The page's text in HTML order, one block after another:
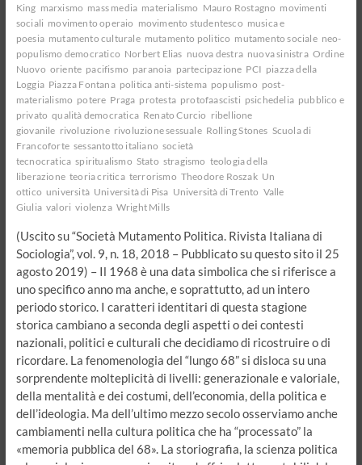
King marxismo mass media materialismo Mauro Rostagno movimenti
sociali movimento operaio movimento studentesco musica e
poesia mutamento culturale mutamento politico mutamento sociale neo-
populismo democratico Norbert Elias nuova destra nuova sinistra Ordine
Nuovo oriente pacifismo paranoia partecipazione PCI piazza della
Loggia Piazza Fontana politica anti-sistema populismo post-
materialismo potere Praga protesta protofaascisti psichedelia pubblico e
privato qualità democratica Renato Curcio ribellione
giovanile rivoluzione rivoluzione sessuale Rolling Stones Scuola di
Francoforte sessantotto italiano società
tecnocratica spiritualismo Stato stragismo teologia della
liberazione teoria critica terrorismo Theodore Roszak Un
ottico università Università di Pisa Università di Trento Valle
Giulia valori violenza Wright Mills
(Uscito su “Società Mutamento Politica. Rivista Italiana di
Sociologia”, vol. 9, n. 18, 2018 – Pubblicato su questo sito il 25
agosto 2019) – Il 1968 è una data simbolica che si riferisce a
uno specifico anno ma anche, e soprattutto, ad un intero
periodo storico. I caratteri identitari di questa stagione
storica cambiano a seconda degli aspetti o dei contesti
nazionali, politici e culturali che decidiamo di ricostruire o di
ricordare. La fenomenologia del “lungo 68” si disloca su una
sorprendente molteplicità di livelli: generazionale e valoriale,
della mentalità e dei costumi, dell’economia, della politica e
dell’ideologia. Ma dell’ultimo mezzo secolo osserviamo anche
cambiamenti nella cultura politica che ha “processato” la
«memoria pubblica del 68». La storiografia, la scienza politica